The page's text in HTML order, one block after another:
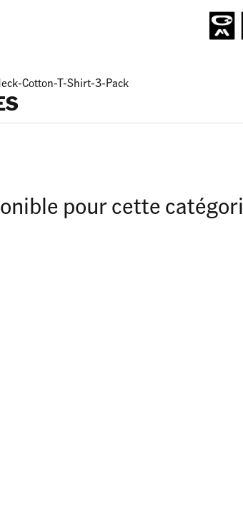
Cotton-T-Shirt-3-Pack
pour cette